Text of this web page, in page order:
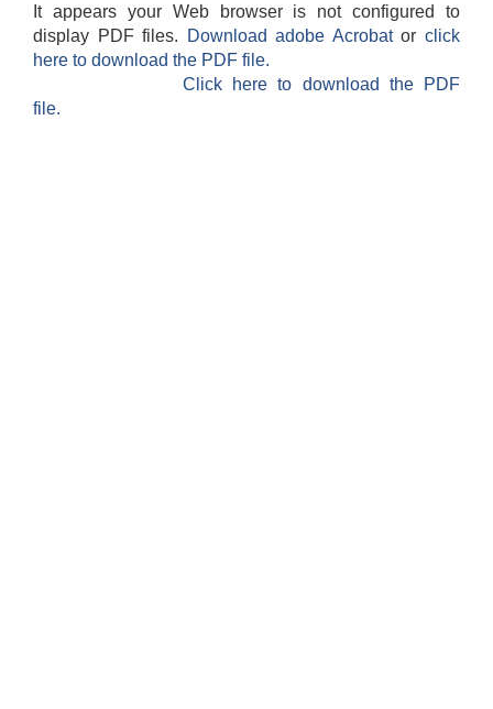
It appears your Web browser is not configured to
display PDF files.
Download adobe Acrobatorclick
here to download the PDF file.
Click here to download the PDF
file.